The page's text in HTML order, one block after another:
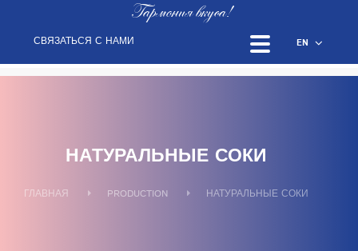
Гармония вкуса!
EN
СВЯЗАТЬСЯ С НАМИ
НАТУРАЛЬНЫЕ СОКИ
ГЛАВНАЯ PRODUCTION НАТУРАЛЬНЫЕ СОКИ